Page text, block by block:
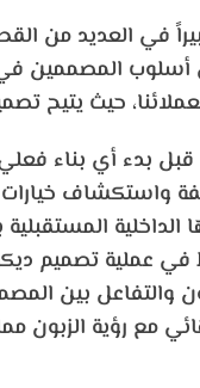
كبيراً في العديد
أسلوب
حيث يتيح
بدء أي بناء
واستكشاف
المستقبلية
عملية تصميم
والتفاعل بين
مع رؤية